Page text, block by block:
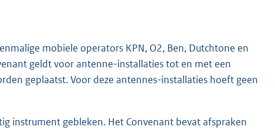
mobiele operators KPN, O2, Ben, Dutchtone en
geldt voor antenne-installaties tot en met een
geplaatst. Voor deze antennes-installaties hoeft geen
instrument gebleken. Het Convenant bevat afspraken